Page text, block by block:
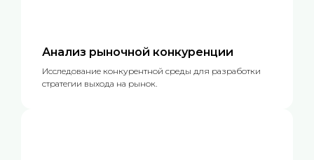
Анализ рыночной конкуренции
Исследование конкурентной среды для разработки
стратегии выхода на рынок.